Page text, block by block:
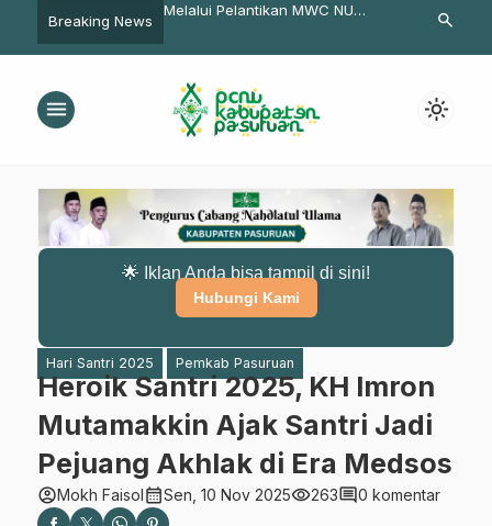
Breaking News
Melalui Pelantikan MWC NU
Warga Waspadai Fenomena La
Lina
Prinsip
search
menu light_mode
🌟 Iklan Anda bisa tampil di sini!
Hubungi Kami
Hari Santri 2025 Pemkab Pasuruan
Heroik Santri 2025, KH Imron
Mutamakkin Ajak Santri Jadi
Pejuang Akhlak di Era Medsos
account_circleMokh Faisolcalendar_monthSen, 10 Nov 2025visibility263comment0 komentar